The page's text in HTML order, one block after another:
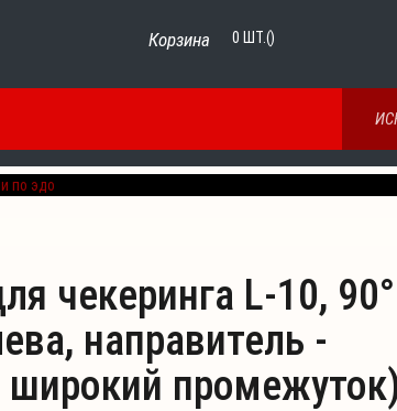
Корзина 0 ШТ.()
Next
чекеринга L-10, 90°
направитель -
широкий